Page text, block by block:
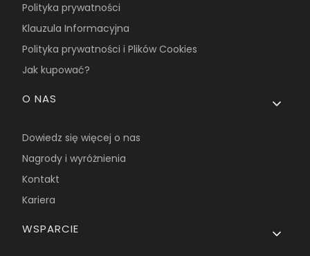
Polityka prywatności
Klauzula Informacyjna
Polityka prywatności i Plików Cookies
Jak kupować?
O NAS
Dowiedz się więcej o nas
Nagrody i wyróżnienia
Kontakt
Kariera
WSPARCIE